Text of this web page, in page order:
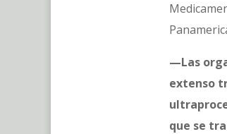
—Las
extenso
que se